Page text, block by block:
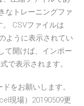
なトレーニングファ
CSVファイルは
ように表示されてい
て開けば、インポー
で表示されます。
をお願いします。
現場）20190509更